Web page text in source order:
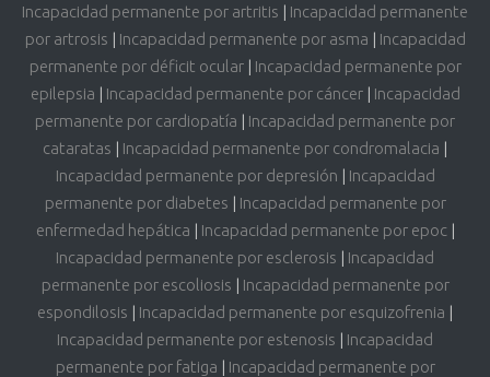
Incapacidad permanente por artritis | Incapacidad permanente
por artrosis | Incapacidad permanente por asma | Incapacidad
permanente por déficit ocular| Incapacidad permanente por
epilepsia | Incapacidad permanente por cáncer| Incapacidad
permanente por cardiopatía | Incapacidad permanente por
cataratas | Incapacidad permanente por condromalacia |
Incapacidad permanente por depresión | Incapacidad
permanente por diabetes | Incapacidad permanente por
enfermedad hepática | Incapacidad permanente por epoc|
Incapacidad permanente por esclerosis | Incapacidad
permanente por escoliosis | Incapacidad permanente por
espondilosis | Incapacidad permanente por esquizofrenia |
Incapacidad permanente por estenosis | Incapacidad
permanente por fatiga | Incapacidad permanente por